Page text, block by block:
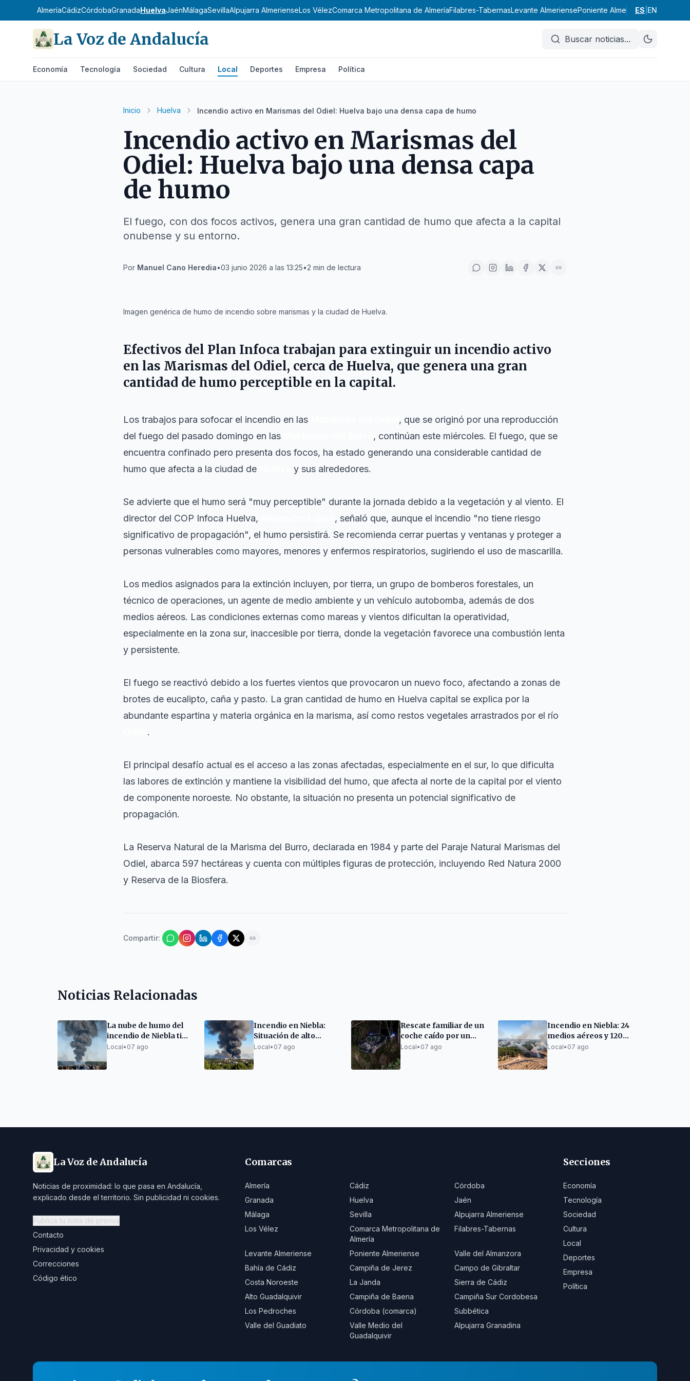
AlmeríaCádizCórdobaGranadaHuelvaJaénMálagaSevillaAlpujarra AlmerienseLos VélezComarca Metropolitana de AlmeríaFilabres-TabernasLevante AlmeriensePoniente Almeriense Valle del
ES EN
La Voz de Andalucía Buscar noticias...
Economía Tecnología Sociedad Cultura Local Deportes Empresa Política
Inicio Huelva Incendio activo en Marismas del Odiel: Huelva bajo una densa capa de humo
Incendio activo en Marismas del
Odiel: Huelva bajo una densa capa
de humo
El fuego, con dos focos activos, genera una gran cantidad de humo que afecta a la capital
onubense y su entorno.
Por Manuel Cano Heredia•03 junio 2026 a las 13:25•2 min de lectura
Imagen genérica de humo de incendio sobre marismas y la ciudad de Huelva.
Efectivos del Plan Infoca trabajan para extinguir un incendio activo
en las Marismas del Odiel, cerca de Huelva, que genera una gran
cantidad de humo perceptible en la capital.
Los trabajos para sofocar el incendio en las
, que se originó por una reproducción
del fuego del pasado domingo en las
, continúan este miércoles. El fuego, que se
encuentra confinado pero presenta dos focos, ha estado generando una considerable cantidad de
humo que afecta a la ciudad de
y sus alrededores.
Se advierte que el humo será "muy perceptible" durante la jornada debido a la vegetación y al viento. El
director del COP Infoca Huelva,
, señaló que, aunque el incendio "no tiene riesgo
significativo de propagación", el humo persistirá. Se recomienda cerrar puertas y ventanas y proteger a
personas vulnerables como mayores, menores y enfermos respiratorios, sugiriendo el uso de mascarilla.
Los medios asignados para la extinción incluyen, por tierra, un grupo de bomberos forestales, un
técnico de operaciones, un agente de medio ambiente y un vehículo autobomba, además de dos
medios aéreos. Las condiciones externas como mareas y vientos dificultan la operatividad,
especialmente en la zona sur, inaccesible por tierra, donde la vegetación favorece una combustión lenta
y persistente.
El fuego se reactivó debido a los fuertes vientos que provocaron un nuevo foco, afectando a zonas de
brotes de eucalipto, caña y pasto. La gran cantidad de humo en Huelva capital se explica por la
abundante espartina y materia orgánica en la marisma, así como restos vegetales arrastrados por el río
.
El principal desafío actual es el acceso a las zonas afectadas, especialmente en el sur, lo que dificulta
las labores de extinción y mantiene la visibilidad del humo, que afecta al norte de la capital por el viento
de componente noroeste. No obstante, la situación no presenta un potencial significativo de
propagación.
La Reserva Natural de la Marisma del Burro, declarada en 1984 y parte del Paraje Natural Marismas del
Odiel, abarca 597 hectáreas y cuenta con múltiples figuras de protección, incluyendo Red Natura 2000
y Reserva de la Biosfera.
Compartir:
Noticias Relacionadas
La nube de humo del
incendio de Niebla tiñe
el cielo de Huelva
Local• 07 ago
Incendio en Niebla:
Situación de alto
riesgo e inestabilidad
Local• 07 ago
Rescate familiar de un
coche caído por un
terraplén en
Local• 07 ago
Incendio en Niebla: 24
medios aéreos y 120
bomberos combaten
Local• 07 ago
La Voz de Andalucía
Noticias de proximidad: lo que pasa en Andalucía,
explicado desde el territorio. Sin publicidad ni cookies.
Publica tu nota de prensa
Contacto
Privacidad y cookies
Correcciones
Código ético
Comarcas
Almería Cádiz
Córdoba
Granada
Huelva
Jaén
Málaga
Sevilla
Alpujarra Almeriense
Los Vélez
Comarca Metropolitana de
Almería
Filabres-Tabernas
Levante Almeriense Poniente Almeriense
Valle del Almanzora
Bahía de Cádiz
Campiña de Jerez
Campo de Gibraltar
Costa Noroeste
La Janda
Sierra de Cádiz
Alto Guadalquivir
Campiña de Baena
Campiña Sur Cordobesa
Los Pedroches
Córdoba (comarca)
Subbética
Valle del Guadiato
Valle Medio del
Guadalquivir
Alpujarra Granadina
Secciones
Economía
Tecnología
Sociedad
Cultura
Local
Deportes
Empresa
Política